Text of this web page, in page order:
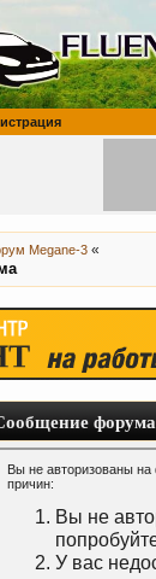
Megane-3 «
форума
Вы не авторизованы на
причин:
Вы не
У вас